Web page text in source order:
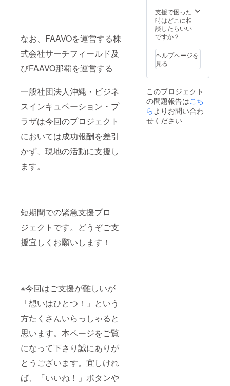
なお、FAAVOを運営する株
式会社サーチフィールド及
びFAAVO那覇を運営する
一般社団法人沖縄・ビジネ
スインキュベーション・プ
ラザは今回のプロジェクト
においては成功報酬を差引
かず、現地の活動に支援し
ます。
短期間での緊急支援プロ
ジェクトです。どうぞご支
援宜しくお願いします！
※今回はご支援が難しいが
「想いはひとつ！」という
方たくさんいらっしゃると
思います。本ページをご覧
になって下さり誠にありが
とうございます。宜しけれ
ば、「いいね！」ボタンや
支援で困った
時はどこに相
談したらいい
ですか？
ヘルプページを
見る
このプロジェクト
の問題報告はこち
ら よりお問い合わ
せください